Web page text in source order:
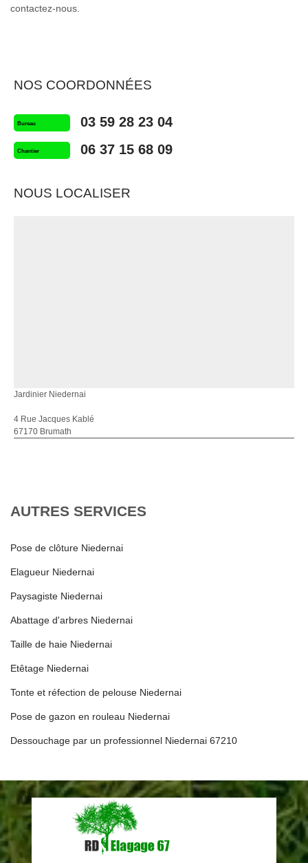
contactez-nous.
NOS COORDONNÉES
Bureau 03 59 28 23 04
Chantier 06 37 15 68 09
NOUS LOCALISER
Jardinier Niedernai
4 Rue Jacques Kablé
67170 Brumath
AUTRES SERVICES
Pose de clôture Niedernai
Elagueur Niedernai
Paysagiste Niedernai
Abattage d'arbres Niedernai
Taille de haie Niedernai
Etêtage Niedernai
Tonte et réfection de pelouse Niedernai
Pose de gazon en rouleau Niedernai
Dessouchage par un professionnel Niedernai 67210